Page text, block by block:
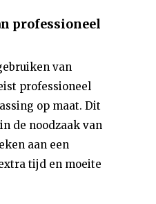
professioneel
van
professioneel
op maat. Dit
de noodzaak van
aan een
tijd en moeite